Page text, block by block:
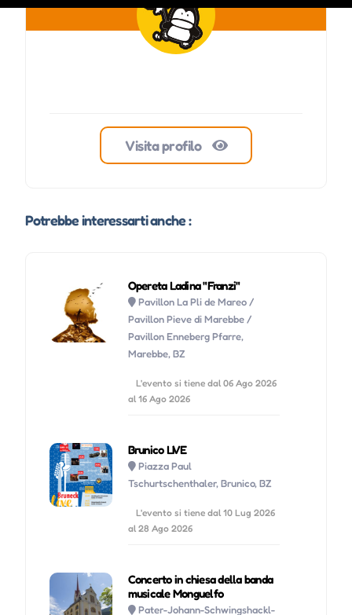
Visita profilo
Potrebbe interessarti anche :
Opereta Ladina "Franzi"
Pavillon La Pli de Mareo /
Pavillon Pieve di Marebbe /
Pavillon Enneberg Pfarre,
Marebbe, BZ
L'evento si tiene dal 06 Ago 2026
al 16 Ago 2026
Brunico LIVE
Piazza Paul
Tschurtschenthaler, Brunico, BZ
L'evento si tiene dal 10 Lug 2026
al 28 Ago 2026
Concerto in chiesa della banda
musicale Monguelfo
Pater-Johann-Schwingshackl-